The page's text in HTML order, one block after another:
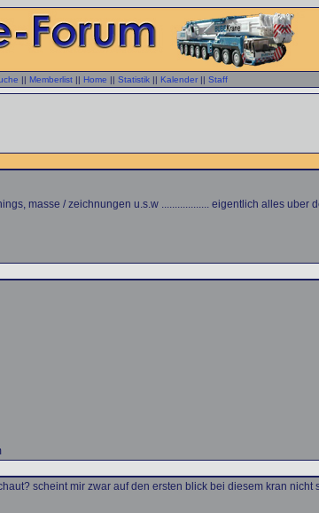
|| Memberlist || Home || Statistik || Kalender || Staff
masse / zeichnungen u.s.w .................. eigentlich alles
scheint mir zwar auf den ersten blick bei diesem kran